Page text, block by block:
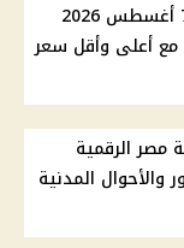
أسعار الدولار اليوم الجمعة 7 أغسطس 2026
مع أعلى وأقل سعر
الرقمية
والأحوال المدنية